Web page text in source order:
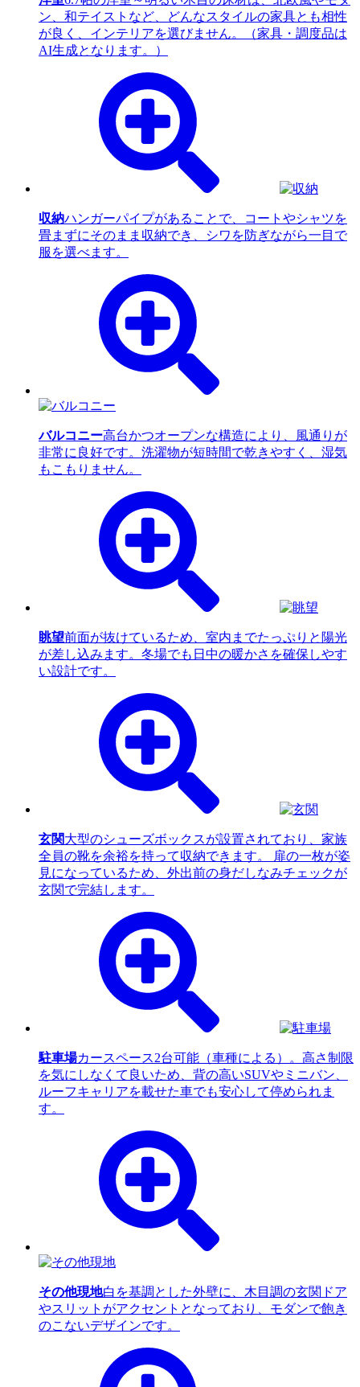
ン、和テイストなど、どんなスタイルの家具とも相性
が良く、インテリアを選びません。（家具・調度品は
AI生成となります。）
収納ハンガーパイプがあることで、コートやシャツを
畳まずにそのまま収納でき、シワを防ぎながら一目で
服を選べます。
バルコニー高台かつオープンな構造により、風通りが
非常に良好です。洗濯物が短時間で乾きやすく、湿気
もこもりません。
眺望前面が抜けているため、室内までたっぷりと陽光
が差し込みます。冬場でも日中の暖かさを確保しやす
い設計です。
玄関大型のシューズボックスが設置されており、家族
全員の靴を余裕を持って収納できます。 扉の一枚が姿
見になっているため、外出前の身だしなみチェックが
玄関で完結します。
駐車場カースペース2台可能（車種による）。高さ制限
を気にしなくて良いため、背の高いSUVやミニバン、
ルーフキャリアを載せた車でも安心して停められま
す。
その他現地白を基調とした外壁に、木目調の玄関ドア
やスリットがアクセントとなっており、モダンで飽き
のこないデザインです。